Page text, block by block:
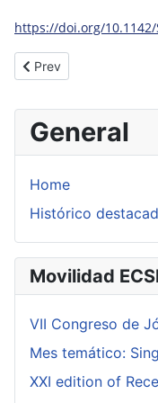
General
Home
Histórico
Movilidad
VII Congreso de
Mes temático:
XXI edition of
https://doi.org/10.1142/
Previous article: An
Prev